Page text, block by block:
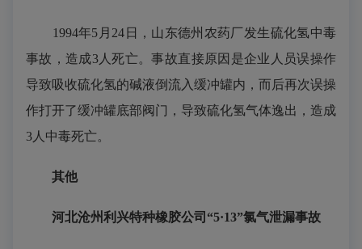
1994年5月24日，山东德州农药厂发生硫化氢中毒
事故，造成3人死亡。事故直接原因是企业人员误操作
导致吸收硫化氢的碱液倒流入缓冲罐内，而后再次误操
作打开了缓冲罐底部阀门，导致硫化氢气体逸出，造成
3人中毒死亡。
其他
河北沧州利兴特种橡胶公司“5·13”氯气泄漏事故